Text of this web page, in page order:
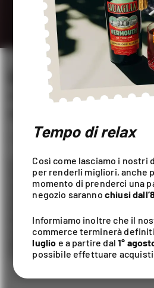
LIQUORE ROSOLIO VIOLA
Letteralmente Ros solis:
tradizione piemontese più tipica
note floreali e un sapore delicato
rispettando la tradizione italiana
delicate e tipicamente
essere consumato a qualsiasi ora
abitudine nel tempo passato, o a
freddo.
Tempo di relax
Così come lasciamo i nostri
per renderli migliori, anche
momento di prenderci una
negozio saranno chiusi
Informiamo inoltre che il
commerce terminerà
luglio e a partire dal1°
possibile effettuare acquisti